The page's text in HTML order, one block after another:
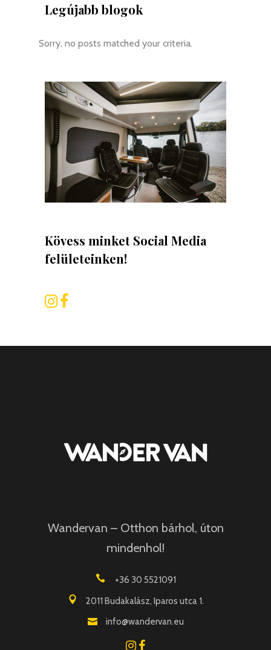
Legújabb blogok
Sorry, no posts matched your criteria.
Kövess minket Social Media
felületeinken!
Wandervan – Otthon bárhol, úton
mindenhol!
+36 30 5521091
2011 Budakalász, Iparos utca 1.
info@wandervan.eu